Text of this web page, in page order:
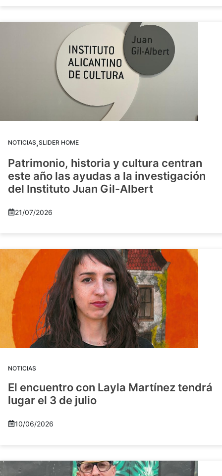
NOTICIAS,SLIDER HOME
Patrimonio, historia y cultura centran
este año las ayudas a la investigación
del Instituto Juan Gil-Albert
21/07/2026
NOTICIAS
El encuentro con Layla Martínez tendrá
lugar el 3 de julio
10/06/2026